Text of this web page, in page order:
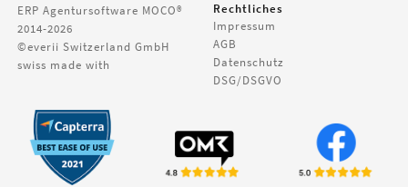
ERP Agentursoftware MOCO®
2014-2026
©everii Switzerland GmbH
swiss made with
Rechtliches
Impressum
AGB
Datenschutz
DSG/DSGVO